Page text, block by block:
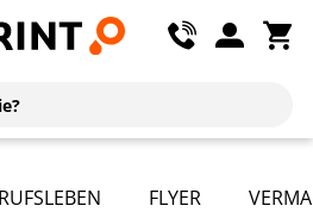
FLYER